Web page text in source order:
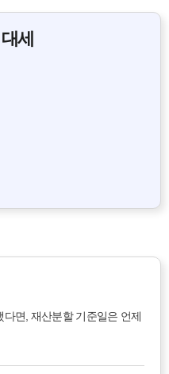
세
면, 재산분할 기준일은 언제